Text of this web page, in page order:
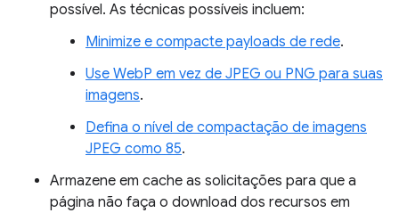
possível. As técnicas possíveis incluem:
Minimize e compacte payloads de rede.
Use WebP em vez de JPEG ou PNG para suas
imagens.
Defina o nível de compactação de imagens
JPEG como 85.
Armazene em cache as solicitações para que a
página não faça o download dos recursos em